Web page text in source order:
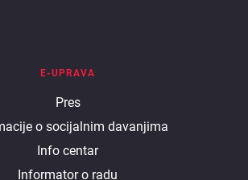
E-UPRAVA
Pres
o socijalnim davanjima
Info centar
Informator o radu